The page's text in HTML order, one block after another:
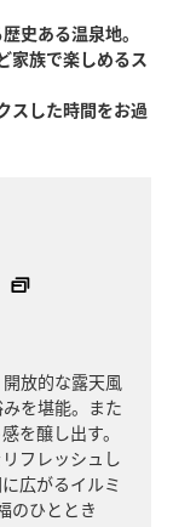
史ある温泉地。
家族で楽しめるス
スした時間をお過
放的な露天風
を堪能。また
を醸し出す。
フレッシュし
広がるイルミ
のひととき